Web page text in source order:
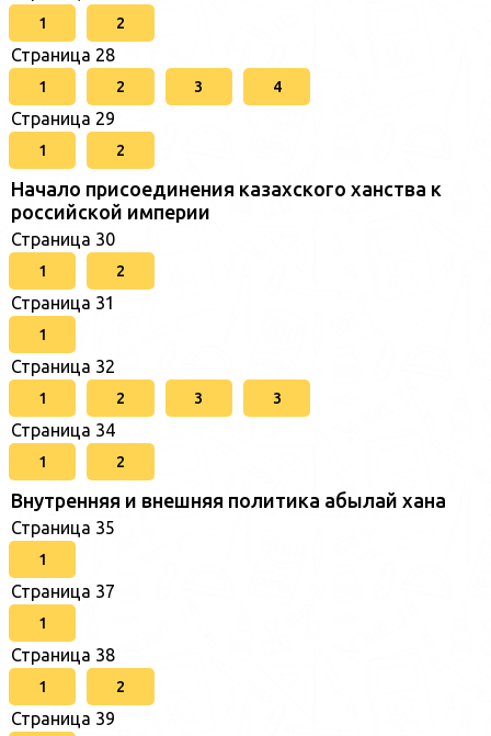
1 2
Страница 28
1 2 3 4
Страница 29
1 2
Начало присоединения казахского ханства к
российской империи
Страница 30
1 2
Страница 31
1
Страница 32
1 2 3 3
Страница 34
1 2
Внутренняя и внешняя политика абылай хана
Страница 35
1
Страница 37
1
Страница 38
1 2
Страница 39